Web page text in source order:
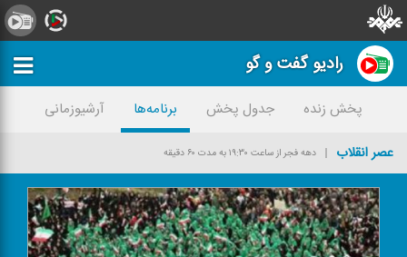
رادیو گفت و گو
پخش زنده جدول پخش برنامه‌ها
آرشیوزمانی
عصر انقلاب
دهه فجر از ساعت ۱۹:۳۰ به مدت ۶۰ دقیقه